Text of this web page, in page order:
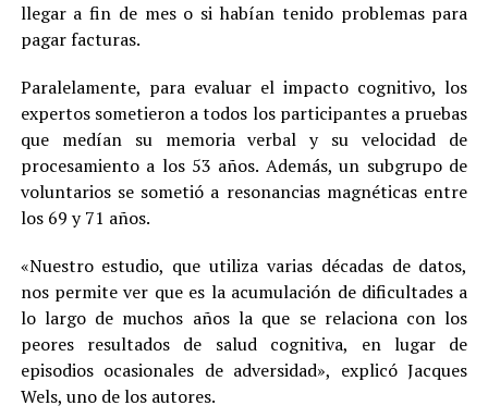
llegar a fin de mes o si habían tenido problemas para
pagar facturas.
Paralelamente, para evaluar el impacto cognitivo, los
expertos sometieron a todos los participantes a pruebas
que medían su memoria verbal y su velocidad de
procesamiento a los 53 años. Además, un subgrupo de
voluntarios se sometió a resonancias magnéticas entre
los 69 y 71 años.
«Nuestro estudio, que utiliza varias décadas de datos,
nos permite ver que es la acumulación de dificultades a
lo largo de muchos años la que se relaciona con los
peores resultados de salud cognitiva, en lugar de
episodios ocasionales de adversidad», explicó Jacques
Wels, uno de los autores.